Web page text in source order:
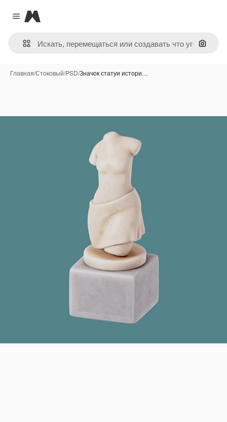
Close menu
Magnific
Поиск
Главная/Стоковый/PSD/Значок статуи истори…